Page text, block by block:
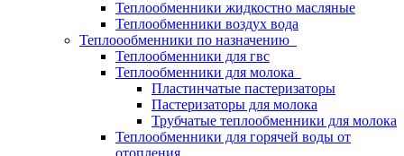
Теплообменники жидкостно масляные
Теплообменники воздух вода
Теплоообменники по назначению
Теплообменники для гвс
Теплообменники для молока
Пластинчатые пастеризаторы
Пастеризаторы для молока
Трубчатые теплообменники для молока
Теплообменники для горячей воды от
отопления